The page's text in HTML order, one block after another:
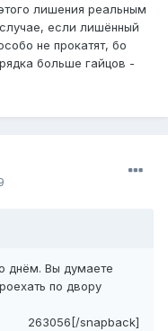
лишения реальным
если лишённый
не прокатят, бо
больше гайцов -
днём. Вы думаете
по двору
263056[/snapback]